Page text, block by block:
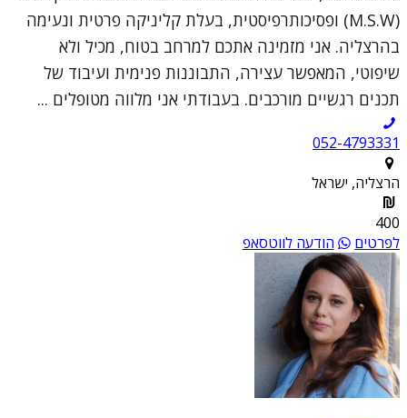
(M.S.W) ופסיכותרפיסטית, בעלת קליניקה פרטית ונעימה
בהרצליה. אני מזמינה אתכם למרחב בטוח, מכיל ולא
שיפוטי, המאפשר עצירה, התבוננות פנימית ועיבוד של
תכנים רגשיים מורכבים. בעבודתי אני מלווה מטופלים ...
052-4793331
הרצליה, ישראל
400
לפרטים
הודעה לווטסאפ